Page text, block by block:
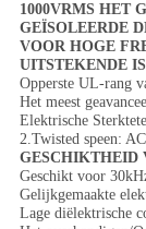
1000VRMS HET
GEÏSOLEERDE
VOOR HOGE
UITSTEKENDE
Opperste UL-rang
Het meest
Elektrische
2.Twisted speen:
GESCHIKTHEID
Geschikt voor
Gelijkgemaakte
Lage diëlektrische